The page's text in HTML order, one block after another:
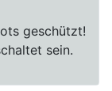
geschützt!
sein.